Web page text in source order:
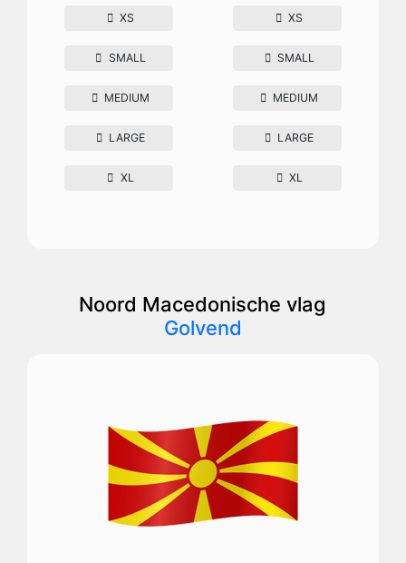
XS
SMALL
MEDIUM
LARGE
XL
XS
SMALL
MEDIUM
LARGE
XL
Noord Macedonische vlag
Golvend